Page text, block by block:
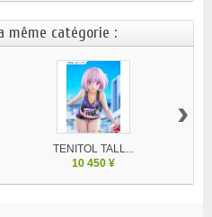
même catégorie :
TENITOL TALL...
10 450 ¥
›